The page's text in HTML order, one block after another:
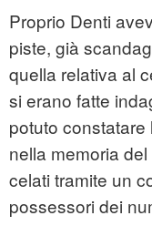
Proprio Denti
piste, già
quella relativa al
si erano fatte
potuto
nella memoria
celati tramite un
possessori dei